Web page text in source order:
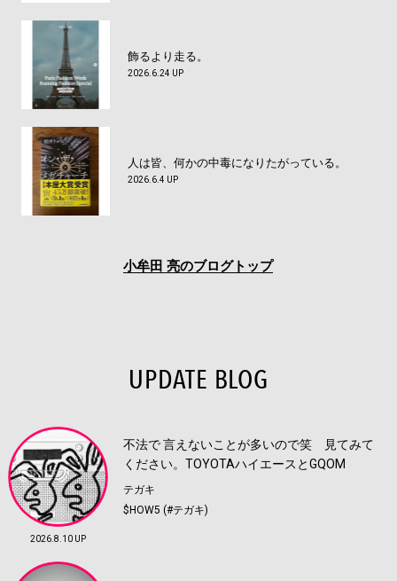
飾るより走る。
2026.6.24 UP
人は皆、何かの中毒になりたがっている。
2026.6.4 UP
小牟田 亮のブログトップ
UPDATE BLOG
2026.8.10 UP
不法で 言えないことが多いので笑 見てみて
ください。TOYOTAハイエースとGQOM
テガキ
$HOW5 (#テガキ)